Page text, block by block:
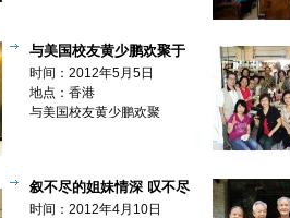
与美国校友黄少鹏欢聚于
香江【欢聚篇】
时间：2012年5月5日
地点：香港
与美国校友黄少鹏欢聚
叙不尽的姐妹情深 叹不尽
的闽南美食(生日美食派对)【欢
时间：2012年4月10日